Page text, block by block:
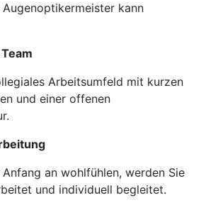
kann
Arbeitsumfeld mit kurzen
und einer offenen
an wohlfühlen, werden Sie
und individuell begleitet.